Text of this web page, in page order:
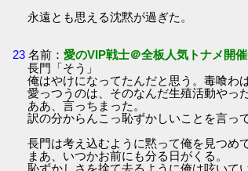
永遠とも思える沈黙が過ぎた。
23 名前：愛のVIP戦士＠全板人気トナメ開
長門「そう」
俺はやけになってたんだと思う。毒喰わ
愛っつうのは、そのなんだ生殖活動やっ
ああ、言っちまった。
訳の分からんこっ恥ずかしいことを言っ
長門は考え込むように黙って俺を見つめ
まあ、いつかお前にも分る日がくる。
恥ずかしさを捨て去るように俺は呟いてい